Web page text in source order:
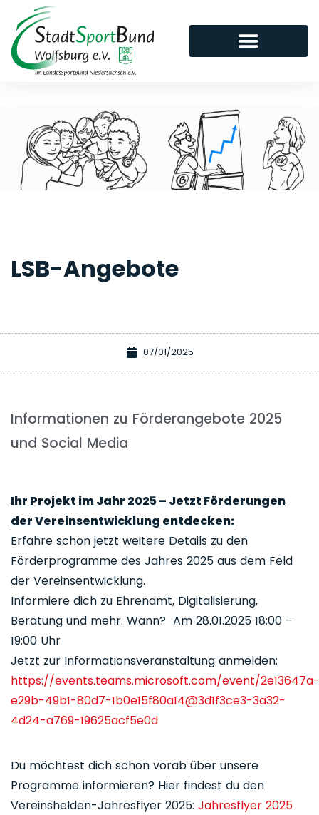
LSB-Angebote
07/01/2025
Informationen zu Förderangebote 2025
und Social Media
Ihr Projekt im Jahr 2025 – Jetzt Förderungen
der Vereinsentwicklung entdecken:
Erfahre schon jetzt weitere Details zu den
Förderprogramme des Jahres 2025 aus dem Feld
der Vereinsentwicklung.
Informiere dich zu Ehrenamt, Digitalisierung,
Beratung und mehr. Wann? Am 28.01.2025 18:00 –
19:00 Uhr
Jetzt zur Informationsveranstaltung anmelden:
https://events.teams.microsoft.com/event/2e13647a-
e29b-49b1-80d7-1b0e15f80a14@3d1f3ce3-3a32-
4d24-a769-19625acf5e0d
Du möchtest dich schon vorab über unsere
Programme informieren? Hier findest du den
Vereinshelden-Jahresflyer 2025: Jahresflyer 2025